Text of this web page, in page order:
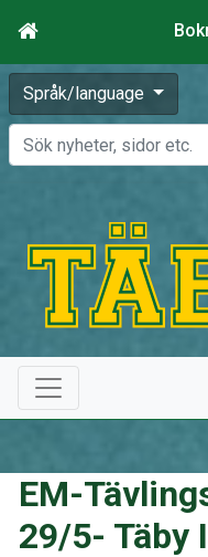
Språk/language
EM-
29/5- Täby